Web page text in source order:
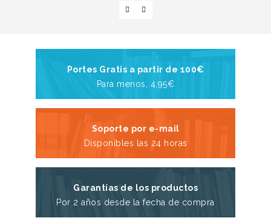
Portes Gratis a partir de 100€
Para menos, 4,95€
Soporte por e-mail
Disponibles las 24 horas
Garantías de los productos
Por 2 años desde la fecha de compra